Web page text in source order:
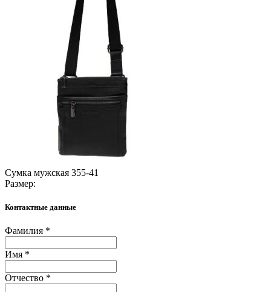
Сумка мужская 355-41
Размер:
Контактные данные
Фамилия *
Имя *
Отчество *